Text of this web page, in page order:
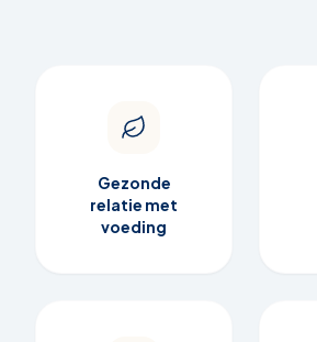
Gezonde
relatie met
voeding